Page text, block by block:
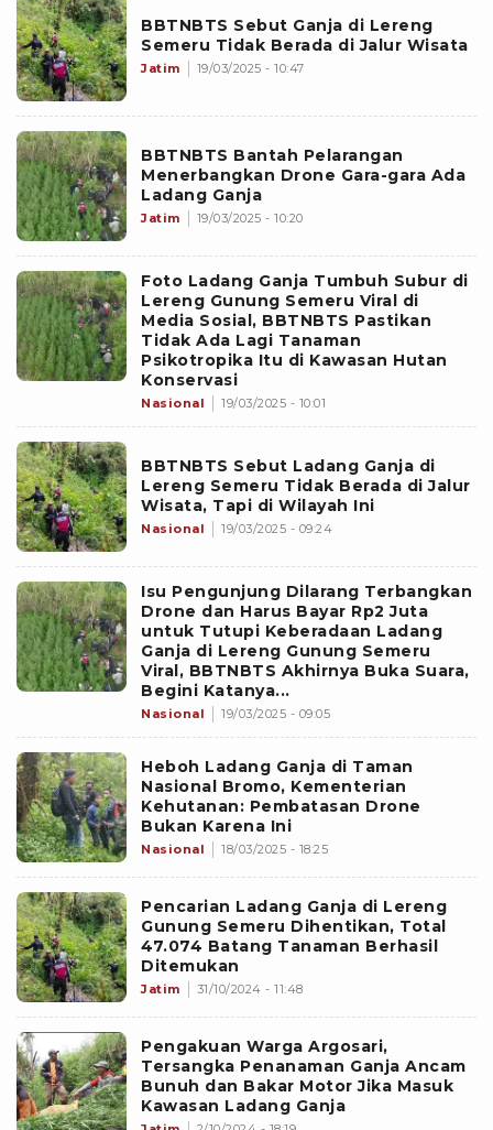
BBTNBTS Sebut Ganja di Lereng
Semeru Tidak Berada di Jalur Wisata
Jatim 19/03/2025 - 10:47
BBTNBTS Bantah Pelarangan
Menerbangkan Drone Gara-gara Ada
Ladang Ganja
Jatim 19/03/2025 - 10:20
Foto Ladang Ganja Tumbuh Subur di
Lereng Gunung Semeru Viral di
Media Sosial, BBTNBTS Pastikan
Tidak Ada Lagi Tanaman
Psikotropika Itu di Kawasan Hutan
Konservasi
Nasional 19/03/2025 - 10:01
BBTNBTS Sebut Ladang Ganja di
Lereng Semeru Tidak Berada di Jalur
Wisata, Tapi di Wilayah Ini
Nasional 19/03/2025 - 09:24
Isu Pengunjung Dilarang Terbangkan
Drone dan Harus Bayar Rp2 Juta
untuk Tutupi Keberadaan Ladang
Ganja di Lereng Gunung Semeru
Viral, BBTNBTS Akhirnya Buka Suara,
Begini Katanya...
Nasional 19/03/2025 - 09:05
Heboh Ladang Ganja di Taman
Nasional Bromo, Kementerian
Kehutanan: Pembatasan Drone
Bukan Karena Ini
Nasional 18/03/2025 - 18:25
Pencarian Ladang Ganja di Lereng
Gunung Semeru Dihentikan, Total
47.074 Batang Tanaman Berhasil
Ditemukan
Jatim 31/10/2024 - 11:48
Pengakuan Warga Argosari,
Tersangka Penanaman Ganja Ancam
Bunuh dan Bakar Motor Jika Masuk
Kawasan Ladang Ganja